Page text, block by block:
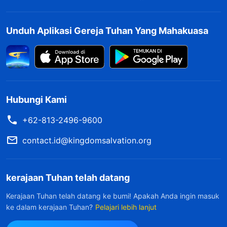
mengalaminya. Tuhan, kiranya Engkau
mencerahkan dan menuntunku agar aku bisa
mengenal pekerjaan-Mu dan memahami
Suatu hari, aku membaca satu bagian firman
tentang maksud Tuhan. Tuhan Yang Mahakuasa
sungguh menyakitkan, dan sangat sulit untuk
diterima—tetapi, selama pemurnianlah Tuhan
menyingkapkan watak benar-Nya kepada
Unduh Aplikasi Gereja Tuhan Yang Mahakuasa
Hubungi Kami
+62-813-2496-9600
contact.id@kingdomsalvation.org
kerajaan Tuhan telah datang
Kerajaan Tuhan telah datang ke bumi! Apakah Anda ingin masuk
ke dalam kerajaan Tuhan? Pelajari lebih lanjut